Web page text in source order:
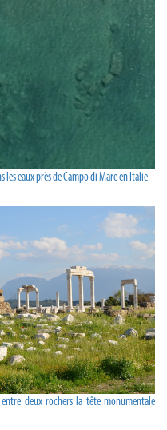
eaux près de Campo di Mare en Italie
deux rochers la tête monumentale